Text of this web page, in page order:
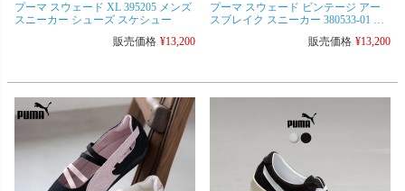
プーマ スウェード XL 395205 メンズ
スニーカー シューズ スケシュー
販売価格 ¥13,200
プーマ スウェード ビンテージ アー
スブレイク スニーカー 380533-01 メ
販売価格 ¥13,200